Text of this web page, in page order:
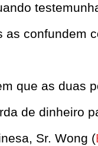
confundem
que as duas
de dinheiro
Sr. Wong (